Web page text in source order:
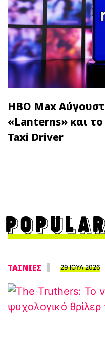
HBO Max
«Lanterns» και
Taxi Driver
ΤΑΙΝΙΕΣ 29 ΙΟΥΛ 2026